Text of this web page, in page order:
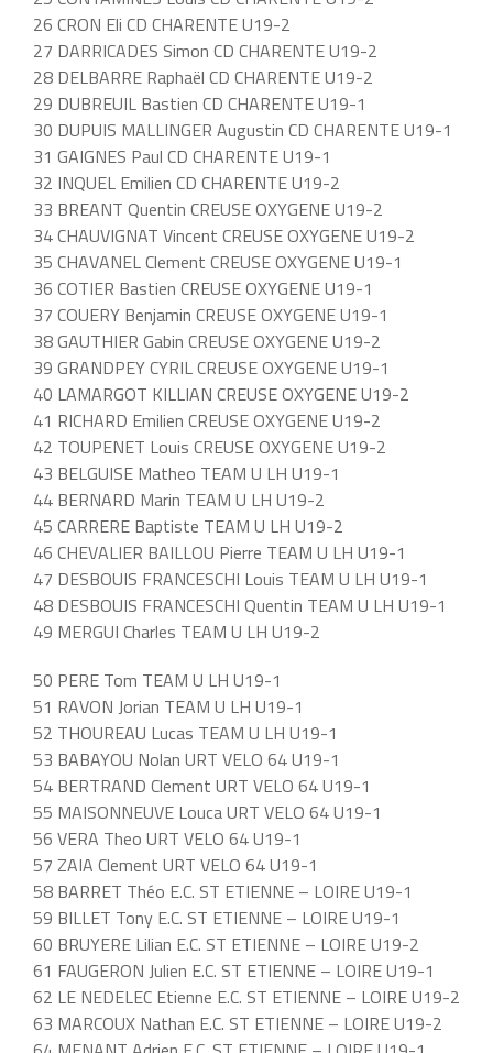
26 CRON Eli CD CHARENTE U19-2
27 DARRICADES Simon CD CHARENTE U19-2
28 DELBARRE Raphaël CD CHARENTE U19-2
29 DUBREUIL Bastien CD CHARENTE U19-1
30 DUPUIS MALLINGER Augustin CD CHARENTE U19-1
31 GAIGNES Paul CD CHARENTE U19-1
32 INQUEL Emilien CD CHARENTE U19-2
33 BREANT Quentin CREUSE OXYGENE U19-2
34 CHAUVIGNAT Vincent CREUSE OXYGENE U19-2
35 CHAVANEL Clement CREUSE OXYGENE U19-1
36 COTIER Bastien CREUSE OXYGENE U19-1
37 COUERY Benjamin CREUSE OXYGENE U19-1
38 GAUTHIER Gabin CREUSE OXYGENE U19-2
39 GRANDPEY CYRIL CREUSE OXYGENE U19-1
40 LAMARGOT KILLIAN CREUSE OXYGENE U19-2
41 RICHARD Emilien CREUSE OXYGENE U19-2
42 TOUPENET Louis CREUSE OXYGENE U19-2
43 BELGUISE Matheo TEAM U LH U19-1
44 BERNARD Marin TEAM U LH U19-2
45 CARRERE Baptiste TEAM U LH U19-2
46 CHEVALIER BAILLOU Pierre TEAM U LH U19-1
47 DESBOUIS FRANCESCHI Louis TEAM U LH U19-1
48 DESBOUIS FRANCESCHI Quentin TEAM U LH U19-1
49 MERGUI Charles TEAM U LH U19-2
50 PERE Tom TEAM U LH U19-1
51 RAVON Jorian TEAM U LH U19-1
52 THOUREAU Lucas TEAM U LH U19-1
53 BABAYOU Nolan URT VELO 64 U19-1
54 BERTRAND Clement URT VELO 64 U19-1
55 MAISONNEUVE Louca URT VELO 64 U19-1
56 VERA Theo URT VELO 64 U19-1
57 ZAIA Clement URT VELO 64 U19-1
58 BARRET Théo E.C. ST ETIENNE – LOIRE U19-1
59 BILLET Tony E.C. ST ETIENNE – LOIRE U19-1
60 BRUYERE Lilian E.C. ST ETIENNE – LOIRE U19-2
61 FAUGERON Julien E.C. ST ETIENNE – LOIRE U19-1
62 LE NEDELEC Etienne E.C. ST ETIENNE – LOIRE U19-2
63 MARCOUX Nathan E.C. ST ETIENNE – LOIRE U19-2